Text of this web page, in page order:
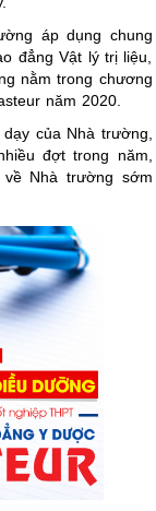
áp dụng chung
đẳng Vật lý trị liệu,
nằm trong chương
năm 2020.
của Nhà trường,
đợt trong năm,
Nhà trường sớm